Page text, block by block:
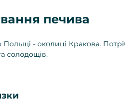
печива
Польщі - околиці Кракова.
солодощів.